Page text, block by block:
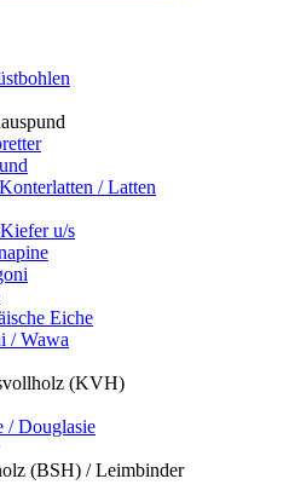
/ Latten
u/s
Eiche
/ Wawa
(KVH)
/ Douglasie
(BSH) / Leimbinder